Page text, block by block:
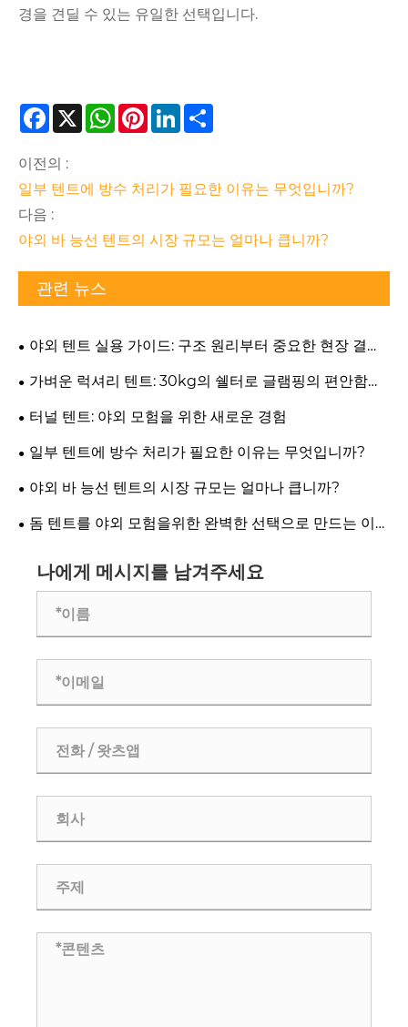
경을 견딜 수 있는 유일한 선택입니다.
Facebook
X WhatsApp
PinterestLinkedIn
이전의 :
일부 텐트에 방수 처리가 필요한 이유는 무엇입니까?
다음 :
야외 바 능선 텐트의 시장 규모는 얼마나 큽니까?
관련 뉴스
야외 텐트 실용 가이드: 구조 원리부터 중요한 현장 결정
까지
가벼운 럭셔리 텐트: 30kg의 쉘터로 글램핑의 편안함과
사계절 내구성의 균형을 실제로 맞출 수 있을까요?
터널 텐트: 야외 모험을 위한 새로운 경험
일부 텐트에 방수 처리가 필요한 이유는 무엇입니까?
야외 바 능선 텐트의 시장 규모는 얼마나 큽니까?
돔 텐트를 야외 모험을위한 완벽한 선택으로 만드는 이유
나에게 메시지를 남겨주세요